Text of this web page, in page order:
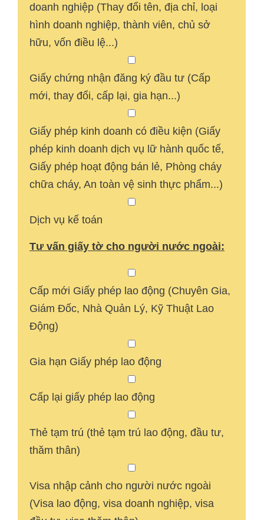
doanh nghiệp (Thay đổi tên, địa chỉ, loại
hình doanh nghiệp, thành viên, chủ sở
hữu, vốn điều lệ...)
Giấy chứng nhận đăng ký đầu tư (Cấp
mới, thay đổi, cấp lại, gia hạn...)
Giấy phép kinh doanh có điều kiện (Giấy
phép kinh doanh dịch vụ lữ hành quốc tế,
Giấy phép hoạt động bán lẻ, Phòng cháy
chữa cháy, An toàn vệ sinh thực phẩm...)
Dịch vụ kế toán
Tư vấn giấy tờ cho người nước ngoài:
Cấp mới Giấy phép lao động (Chuyên Gia,
Giám Đốc, Nhà Quản Lý, Kỹ Thuật Lao
Động)
Gia hạn Giấy phép lao động
Cấp lại giấy phép lao động
Thẻ tạm trú (thẻ tạm trú lao động, đầu tư,
thăm thân)
Visa nhập cảnh cho người nước ngoài
(Visa lao động, visa doanh nghiệp, visa